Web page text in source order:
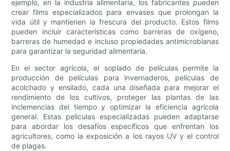
ejemplo, en la industria alimentaria, los fabricantes pueden
crear films especializados para envases que prolongan la
vida útil y mantienen la frescura del producto. Estos films
pueden incluir características como barreras de oxígeno,
barreras de humedad e incluso propiedades antimicrobianas
para garantizar la seguridad alimentaria.
En el sector agrícola, el soplado de películas permite la
producción de películas para invernaderos, películas de
acolchado y ensilado, cada una diseñada para mejorar el
rendimiento de los cultivos, proteger las plantas de las
inclemencias del tiempo y optimizar la eficiencia agrícola
general. Estas películas especializadas pueden adaptarse
para abordar los desafíos específicos que enfrentan los
agricultores, como la exposición a los rayos UV y el control
de plagas.